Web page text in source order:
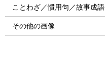
ことわざ／慣用句／故事成語
その他の画像